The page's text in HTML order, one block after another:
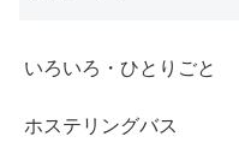
いろいろ・ひとりごと
ホステリングバス